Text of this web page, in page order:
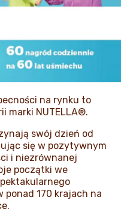
na rynku to
marki NUTELLA®.
swój dzień od
się w pozytywnym
i niezrównanej
początki we
ponad 170 krajach na